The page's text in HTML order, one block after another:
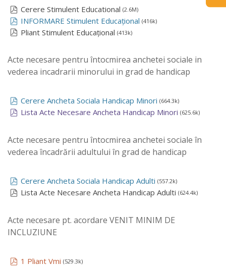
Cerere Stimulent Educational (2.6M)
INFORMARE Stimulent Educațional (416k)
Pliant Stimulent Educațional (413k)
Acte necesare pentru întocmirea anchetei sociale in
vederea incadrarii minorului in grad de handicap
Cerere Ancheta Sociala Handicap Minori (664.3k)
Lista Acte Necesare Ancheta Handicap Minori (625.6k)
Acte necesare pentru întocmirea anchetei sociale în
vederea încadrării adultului în grad de handicap
Cerere Ancheta Sociala Handicap Adulti (557.2k)
Lista Acte Necesare Ancheta Handicap Adulti (624.4k)
Acte necesare pt. acordare VENIT MINIM DE
INCLUZIUNE
1 Pliant Vmi (529.3k)